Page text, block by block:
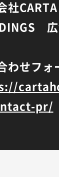
社CARTA
広
わせフォ
pr/